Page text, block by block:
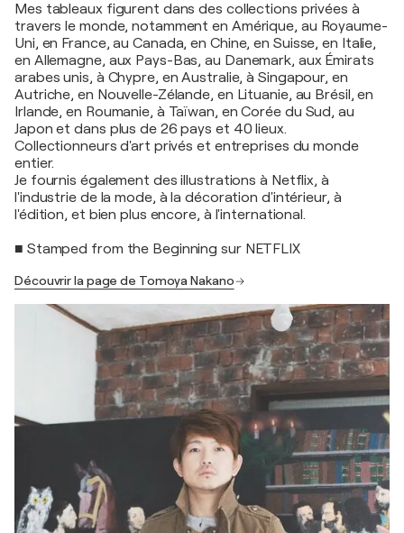
Mes tableaux figurent dans des collections privées à
travers le monde, notamment en Amérique, au Royaume-
Uni, en France, au Canada, en Chine, en Suisse, en Italie,
en Allemagne, aux Pays-Bas, au Danemark, aux Émirats
arabes unis, à Chypre, en Australie, à Singapour, en
Autriche, en Nouvelle-Zélande, en Lituanie, au Brésil, en
Irlande, en Roumanie, à Taïwan, en Corée du Sud, au
Japon et dans plus de 26 pays et 40 lieux.
Collectionneurs d'art privés et entreprises du monde
entier.
Je fournis également des illustrations à Netflix, à
l'industrie de la mode, à la décoration d'intérieur, à
l'édition, et bien plus encore, à l'international.
■ Stamped from the Beginning sur NETFLIX
Découvrir la page de Tomoya Nakano